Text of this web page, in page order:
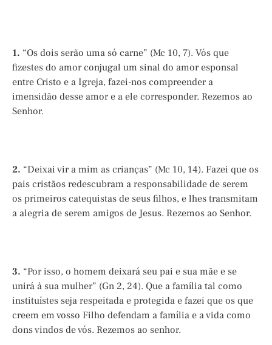
1. “Os dois serão uma só carne” (Mc 10, 7). Vós que
fizestes do amor conjugal um sinal do amor esponsal
entre Cristo e a Igreja, fazei-nos compreender a
imensidão desse amor e a ele corresponder. Rezemos ao
Senhor.
2. “Deixai vir a mim as crianças” (Mc 10, 14). Fazei que os
pais cristãos redescubram a responsabilidade de serem
os primeiros catequistas de seus filhos, e lhes transmitam
a alegria de serem amigos de Jesus. Rezemos ao Senhor.
3. “Por isso, o homem deixará seu pai e sua mãe e se
unirá à sua mulher” (Gn 2, 24). Que a família tal como
instituístes seja respeitada e protegida e fazei que os que
creem em vosso Filho defendam a família e a vida como
dons vindos de vós. Rezemos ao senhor.